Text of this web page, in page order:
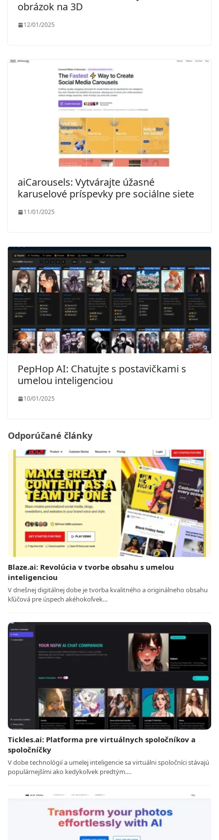
obrázok na 3D
12/01/2025
aiCarousels: Vytvárajte úžasné
karuselové príspevky pre sociálne siete
11/01/2025
PepHop AI: Chatujte s postavičkami s
umelou inteligenciou
10/01/2025
Odporúčané články
Blaze.ai: Revolúcia v tvorbe obsahu s umelou
inteligenciou
V dnešnej digitálnej dobe je tvorba kvalitného a originálneho obsahu
kľúčová pre úspech akéhokoľvek…
Tickles.ai: Platforma pre virtuálnych spoločníkov a
spoločníčky
V dobe technológií a umelej inteligencie sa virtuálni spoločníci stávajú
populárnejšími ako kedykoľvek predtým.…